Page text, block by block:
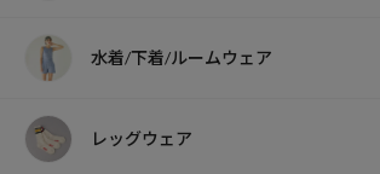
水着/下着/ルームウェア
レッグウェア